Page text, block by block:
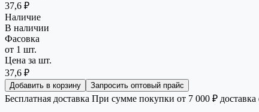
37,6 ₽
Наличие
В наличии
Фасовка
от 1 шт.
Цена за шт.
37,6 ₽
Добавить в корзину Запросить оптовый прайс
Бесплатная доставка При сумме покупки от 7 000 ₽ доставка